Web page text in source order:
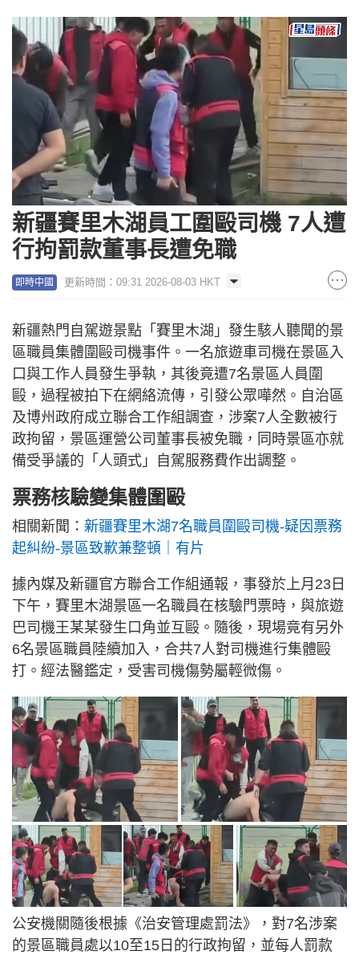
Unmute Loaded:
100.00%
新疆賽里木湖員工圍毆司機 7人遭
行拘罰款董事長遭免職
即時中國 更新時間：09:31 2026-08-03 HKT
新疆熱門自駕遊景點「賽里木湖」發生駭人聽聞的景
區職員集體圍毆司機事件。一名旅遊車司機在景區入
口與工作人員發生爭執，其後竟遭7名景區人員圍
毆，過程被拍下在網絡流傳，引發公眾嘩然。自治區
及博州政府成立聯合工作組調查，涉案7人全數被行
政拘留，景區運營公司董事長被免職，同時景區亦就
備受爭議的「人頭式」自駕服務費作出調整。
票務核驗變集體圍毆
相關新聞： 新疆賽里木湖7名職員圍毆司機-疑因票務
起糾紛-景區致歉兼整頓｜有片
據內媒及新疆官方聯合工作組通報，事發於上月23日
下午，賽里木湖景區一名職員在核驗門票時，與旅遊
巴司機王某某發生口角並互毆。隨後，現場竟有另外
6名景區職員陸續加入，合共7人對司機進行集體毆
打。經法醫鑑定，受害司機傷勢屬輕微傷。
公安機關隨後根據《治安管理處罰法》，對7名涉案
的景區職員處以10至15日的行政拘留，並每人罰款